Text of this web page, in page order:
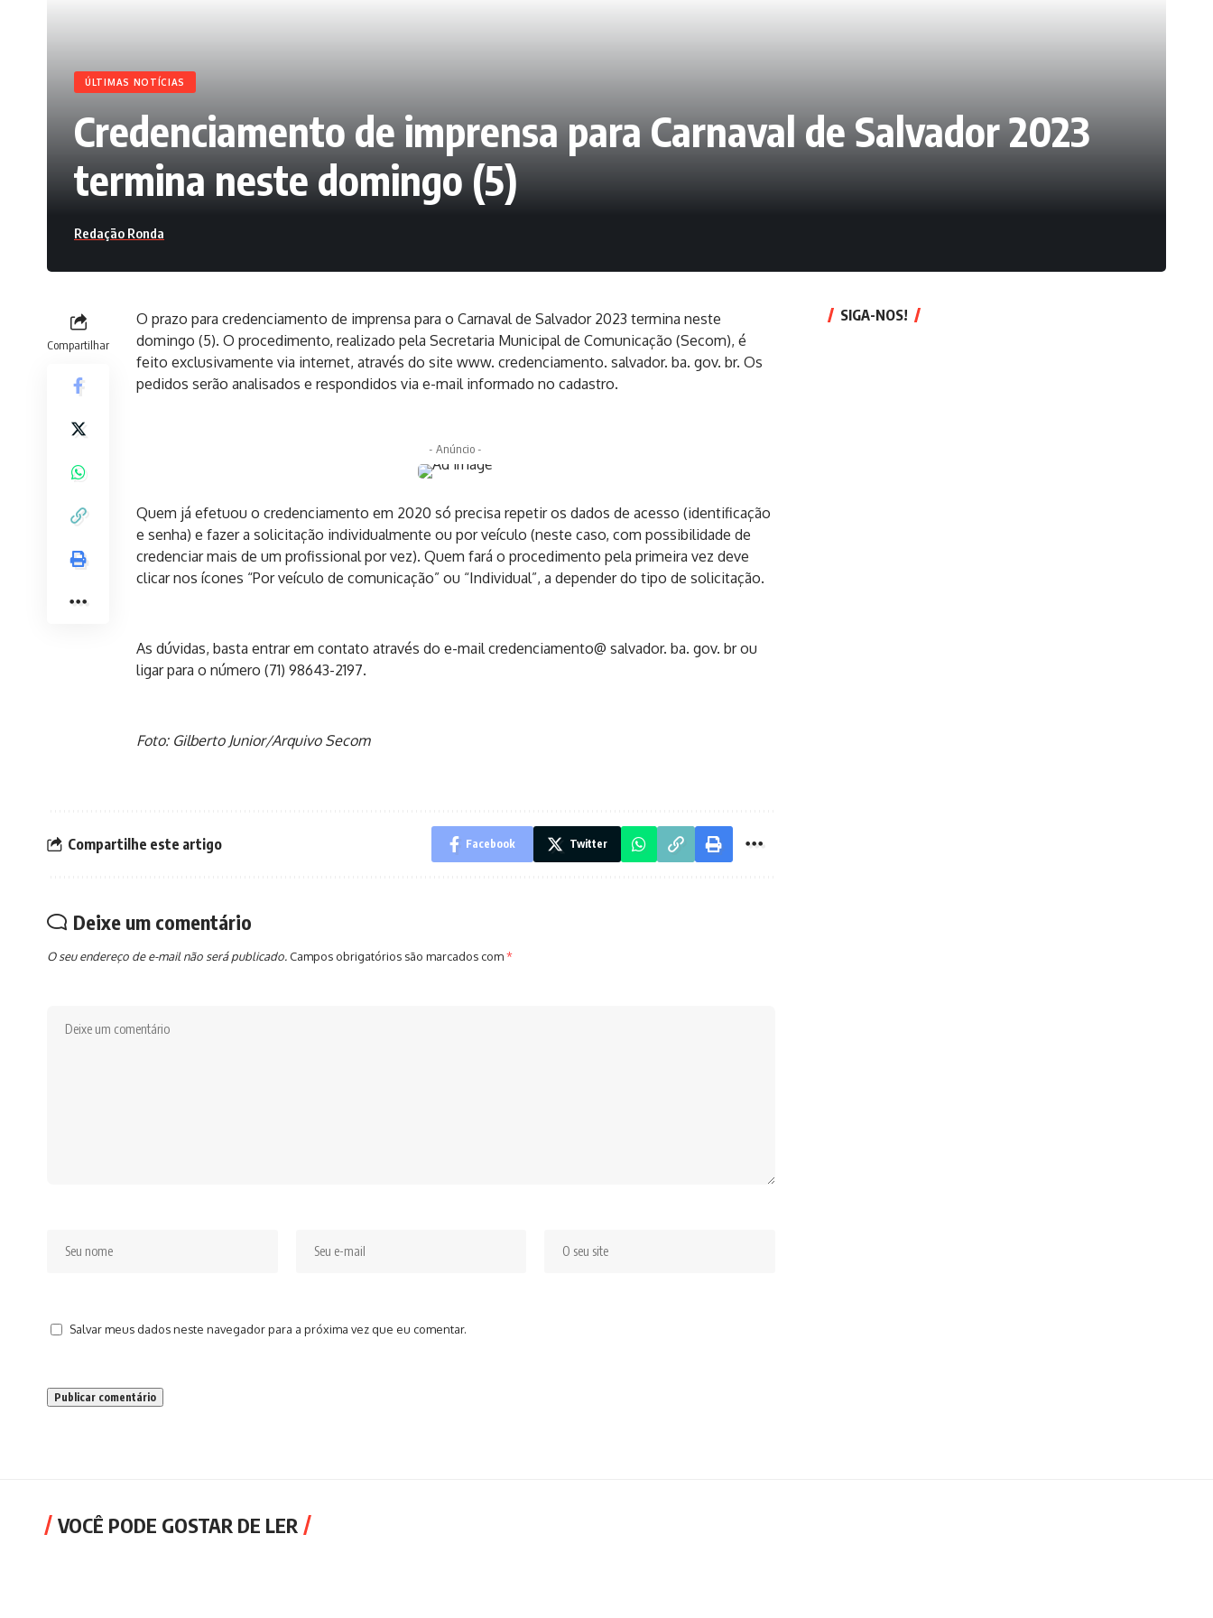
ÚLTIMAS NOTÍCIAS
Credenciamento de imprensa para Carnaval de Salvador 2023
termina neste domingo (5)
Redação Ronda
Compartilhar
O prazo para credenciamento de imprensa para o Carnaval de Salvador 2023 termina neste
domingo (5). O procedimento, realizado pela Secretaria Municipal de Comunicação (Secom), é
feito exclusivamente via internet, através do site www. credenciamento. salvador. ba. gov. br. Os
pedidos serão analisados e respondidos via e-mail informado no cadastro.
- Anúncio -
Quem já efetuou o credenciamento em 2020 só precisa repetir os dados de acesso (identificação
e senha) e fazer a solicitação individualmente ou por veículo (neste caso, com possibilidade de
credenciar mais de um profissional por vez). Quem fará o procedimento pela primeira vez deve
clicar nos ícones “Por veículo de comunicação” ou “Individual”, a depender do tipo de solicitação.
As dúvidas, basta entrar em contato através do e-mail credenciamento@ salvador. ba. gov. br ou
ligar para o número (71) 98643-2197.
Foto: Gilberto Junior/Arquivo Secom
Compartilhe este artigo Facebook Twitter
Deixe um comentário
O seu endereço de e-mail não será publicado. Campos obrigatórios são marcados com*
Salvar meus dados neste navegador para a próxima vez que eu comentar.
SIGA-NOS!
VOCÊ PODE GOSTAR DE LER